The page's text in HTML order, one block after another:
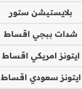
بلايستيشن ستور
شدات ببجي اقساط
ايتونز امريكي اقساط
ايتونز سعودي اقساط